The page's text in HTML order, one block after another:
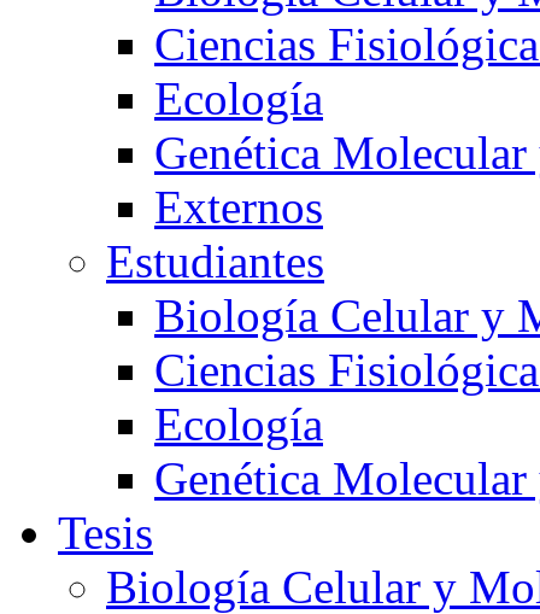
Ciencias
Ecología
Genética
Externos
Estudiantes
Biología Celular y
Ciencias
Ecología
Genética
Tesis
Biología Celular y